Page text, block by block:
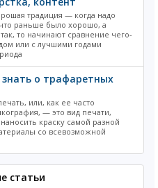
традиция — когда надо
раньше было хорошо, а
то начинают сравнение чего-
или с лучшими годами
о трафаретных
или, как ее часто
— это вид печати,
краску самой разной
со всевозможной
статьи